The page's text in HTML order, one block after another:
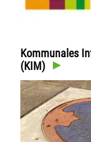
Kommunales
(KIM)